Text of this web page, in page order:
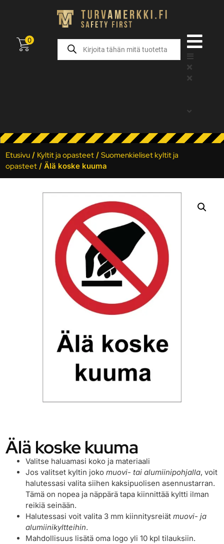
0
Etusivu / Kyltit ja opasteet /Suomenkieliset kyltit ja
opasteet / Älä koske kuuma
Älä koske kuuma
Valitse haluamasi koko ja materiaali
Jos valitset kyltin jokomuovi- tai alumiinipohjalla, voit
halutessasi valita siihen kaksipuolisen asennustarran.
Tämä on nopea ja näppärä tapa kiinnittää kyltti ilman
reikiä seinään.
Halutessasi voit valita 3 mm kiinnitysreiätmuovi- ja
alumiinikyltteihin.
Mahdollisuus lisätä oma logo yli 10 kpl tilauksiin.